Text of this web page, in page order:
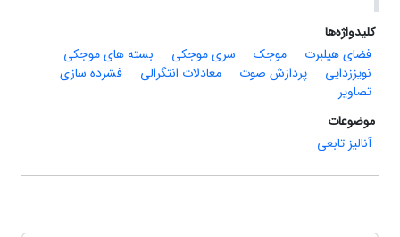
کلیدواژه‌ها
فضای هیلبرت
موجک سری موجکی
بسته های موجکی
نویززدایی
پردازش صوت معادلات انتگرالی
فشرده سازی
تصاویر
موضوعات
آنالیز تابعی